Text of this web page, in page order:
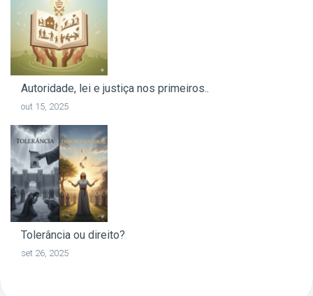
Autoridade, lei e justiça nos primeiros..
out 15, 2025
Tolerância ou direito?
set 26, 2025